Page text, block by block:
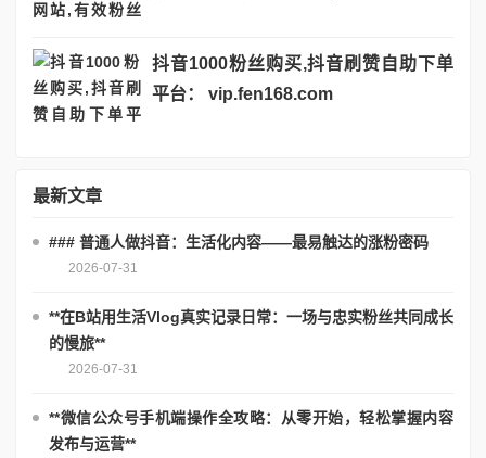
抖音1000粉丝购买,抖音刷赞自助下单
平台： vip.fen168.com
最新文章
### 普通人做抖音：生活化内容——最易触达的涨粉密码
2026-07-31
**在B站用生活Vlog真实记录日常：一场与忠实粉丝共同成长
的慢旅**
2026-07-31
**微信公众号手机端操作全攻略：从零开始，轻松掌握内容
发布与运营**